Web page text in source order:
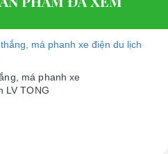
má phanh xe
LV TONG